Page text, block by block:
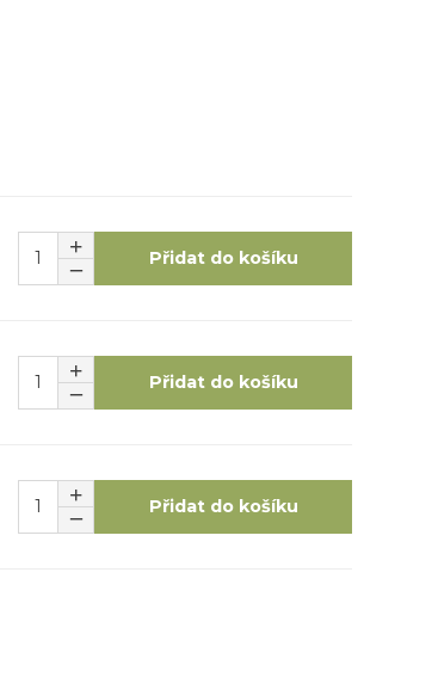
Přidat do košíku
Přidat do košíku
Přidat do košíku